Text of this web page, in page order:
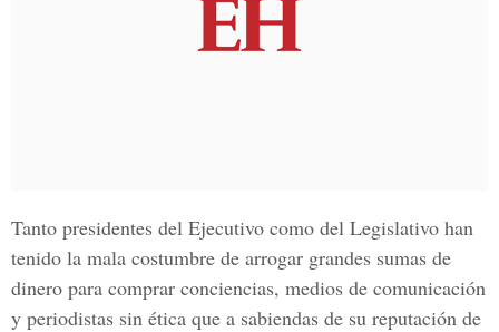
Tanto presidentes del Ejecutivo como del Legislativo han
tenido la mala costumbre de arrogar grandes sumas de
dinero para comprar conciencias, medios de comunicación
y periodistas sin ética que a sabiendas de su reputación de